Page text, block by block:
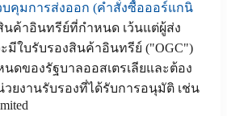
คุมการส่งออก (คำสั่งซื้อออร์แกนิ
ค้าอินทรีย์ที่กำหนด เว้นแต่ผู้ส่ง
มีใบรับรองสินค้าอินทรีย์ ("OGC")
ดของรัฐบาลออสเตรเลียและต้อง
ยงานรับรองที่ได้รับการอนุมัติ เช่น